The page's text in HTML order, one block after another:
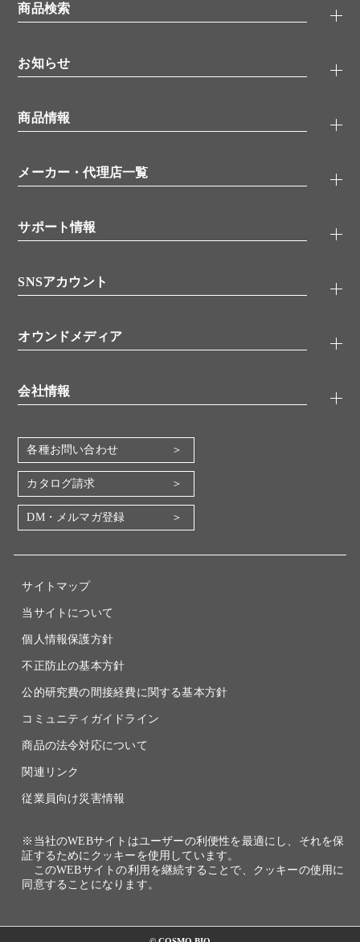
商品検索
タンパク質検索
ELISA/ELISpot検索
品番検索
お知らせ
無料サンプル
ウェビナー （オンラインセミナー）
学会・展示スケジュール
商品情報
抗体
シグナル伝達
糖類／レクチン
分子生物
バイオメディカル(環境・食品)
機器・消耗品
メーカー・代理店一覧
代理店
サポート情報
アプリケーションノート
書類ダウンロード
SNSアカウント
YouTube
オウンドメディア
会社情報
会社概要
地図・アクセス（本社）
IR情報
電子公告
各種お問い合わせ
カタログ請求
DM・メルマガ登録
サイトマップ
当サイトについて
個人情報保護方針
不正防止の基本方針
公的研究費の間接経費に関する基本方針
コミュニティガイドライン
商品の法令対応について
関連リンク
従業員向け災害情報
※当社のWEBサイトはユーザーの利便性を最適にし、それを保
証するためにクッキーを使用しています。
このWEBサイトの利用を継続することで、クッキーの使用に
同意することになります。